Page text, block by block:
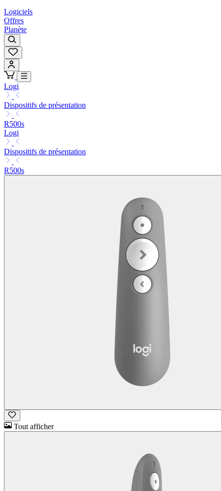
Logiciels
Offres
Planète
Logi
Dispositifs de présentation
R500s
Logi
Dispositifs de présentation
R500s
Tout afficher